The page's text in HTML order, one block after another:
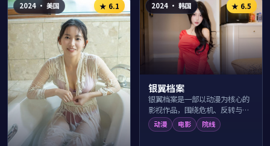
2024· 美国 ★ 6.1 2024· 韩国 ★ 6.5
银翼档案
银翼档案是一部以动漫为核心的
影视作品，围绕危机、反转与人
物成长展开，整体节奏紧凑，值
得推荐观看。
动漫 电影 院线